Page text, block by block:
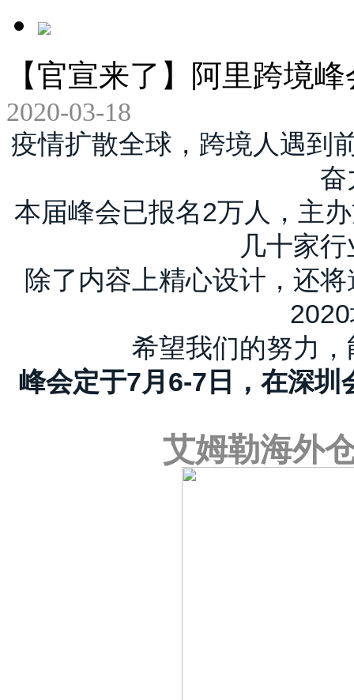
【官宣来了】阿里跨境
2020-03-18
疫情扩散全球， 跨境人遇到
奋
本届峰会已报名2万人，主
几十家
除了内容上精心设计，还
希望我们的努力
峰会定于7月6-7日，在深
艾姆勒海外